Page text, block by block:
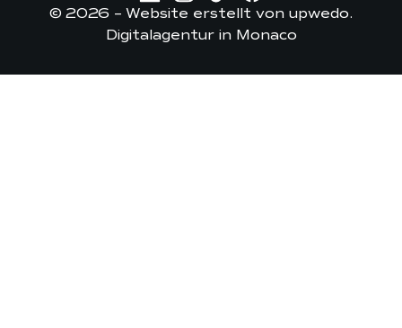
© 2026 –Website erstellt von upwedo.
Digitalagentur in Monaco